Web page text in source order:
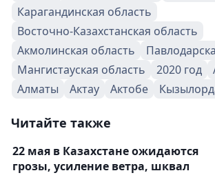
Карагандинская область
Восточно-Казахстанская область
Акмолинская область
Мангистауская область
2020 год
Алматы
Актау Актобе
Читайте также
22 мая в Казахстане ожидаются
грозы, усиление ветра, шквал